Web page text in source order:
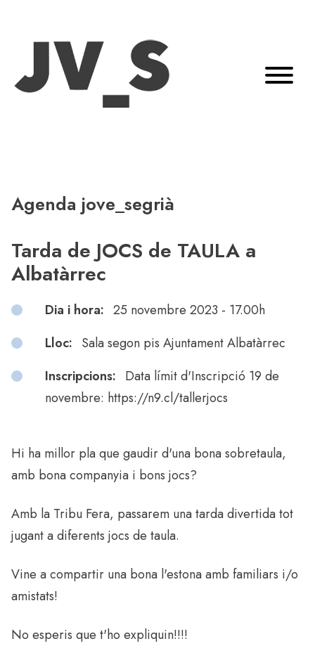
Agenda jove_segrià
Tarda de JOCS de TAULA a
Albatàrrec
Dia i hora: 25 novembre 2023 - 17.00h
Lloc: Sala segon pis Ajuntament Albatàrrec
Inscripcions: Data límit d'Inscripció 19 de
novembre: https://n9.cl/tallerjocs
Hi ha millor pla que gaudir d'una bona sobretaula,
amb bona companyia i bons jocs?
Amb la Tribu Fera, passarem una tarda divertida tot
jugant a diferents jocs de taula.
Vine a compartir una bona l'estona amb familiars i/o
amistats!
No esperis que t'ho expliquin!!!!